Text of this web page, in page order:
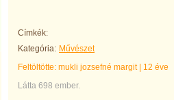
Címkék:
Kategória: Művészet
Feltöltötte: mukli jozsefné margit| 12 éve
Látta 698 ember.